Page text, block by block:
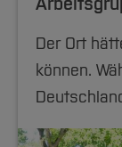
Der Ort
können.